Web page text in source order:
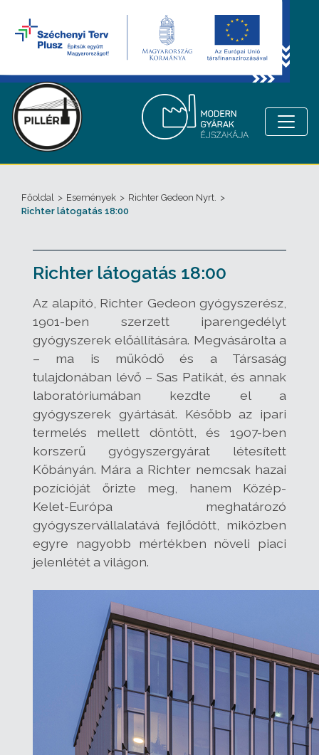
Főoldal > Események > Richter Gedeon Nyrt. >
Richter látogatás 18:00
Richter látogatás 18:00
Az alapító, Richter Gedeon gyógyszerész,
1901-ben szerzett iparengedélyt
gyógyszerek előállítására. Megvásárolta a
– ma is működő és a Társaság
tulajdonában lévő – Sas Patikát, és annak
laboratóriumában kezdte el a
gyógyszerek gyártását. Később az ipari
termelés mellett döntött, és 1907-ben
korszerű gyógyszergyárat létesített
Kőbányán. Mára a Richter nemcsak hazai
pozícióját őrizte meg, hanem Közép-
Kelet-Európa meghatározó
gyógyszervállalatává fejlődött, miközben
egyre nagyobb mértékben növeli piaci
jelenlétét a világon.